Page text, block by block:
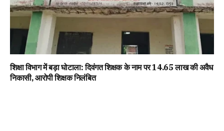
शिक्षा विभाग में बड़ा घोटाला: दिवंगत शिक्षक के नाम पर 14.65 लाख की अवैध
निकासी, आरोपी शिक्षक निलंबित